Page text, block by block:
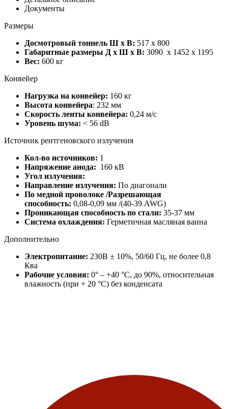
Документы
Размеры
Досмотровый тоннель Ш х В: 517 x 800
Габаритные размеры Д х Ш х В: 3090 x 1452 x 1195
Вес: 600 кг
Конвейер
Нагрузка на конвейер: 160 кг
Высота конвейера: 232 мм
Скорость ленты конвейера: 0,24 м/с
Уровень шума: < 56 dB
Источник рентгеновского излучения
Кол-во источников: 1
Напряжение анода: 160 кВ
Угол излучения:
Направление излучения: По диагонали
По медной проволоке /Разрешающая
способность: 0,08-0,09 мм /(40-39 AWG)
Проникающая способность по стали: 35-37 мм
Система охлаждения: Герметичная масляная ванна
Дополнительно
Электропитание: 230В ± 10%, 50/60 Гц, не более 0,8
Ква
Рабочие условия: 0° – +40 °С, до 90%, относительная
влажность (при + 20 °С) без конденсата